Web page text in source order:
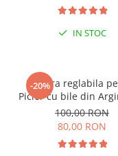
IN STOC
-20%
Bratara reglabila
Picior cu bile din
si margele Miyuki
100,00 RON
80,00 RON